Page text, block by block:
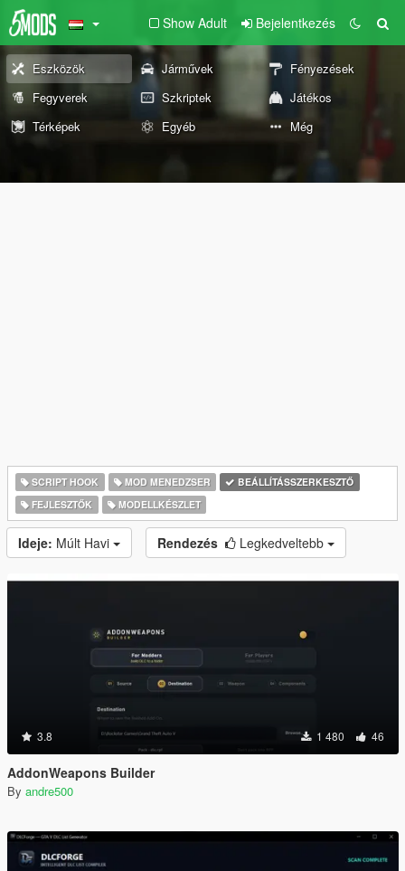
Show Adult Bejelentkezés
Eszközök Járművek
Fényezések
Fegyverek
Szkriptek
Játékos
Térképek
Egyéb Még
SCRIPT HOOK MOD MENEDZSER
BEÁLLÍTÁSSZERKESZTŐ
FEJLESZTŐK
MODELLKÉSZLET
Ideje: Múlt Havi Rendezés Legkedveltebb
3.8 1 480 46
AddonWeapons Builder
By andre500